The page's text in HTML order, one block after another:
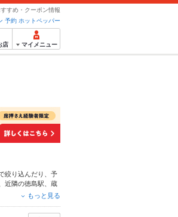
すめ・クーポン情報
予約 ホットペッパー
店 マイメニュー
絞り込んだり、予
近隣の徳島駅
蔵
め料理など、お店
もっと見る